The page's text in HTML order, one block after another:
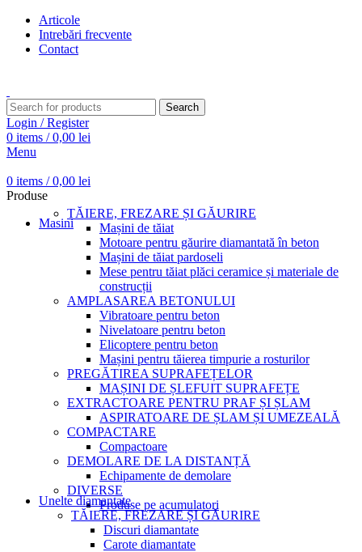
Articole
Intrebări frecvente
Contact
Search
Login / Register
0 items / 0,00 lei
Menu
0 items / 0,00 lei
Produse
Masini
TĂIERE, FREZARE ȘI GĂURIRE
Mașini de tăiat
Motoare pentru găurire diamantată în beton
Mașini de tăiat pardoseli
Mese pentru tăiat plăci ceramice și materiale de
construcții
AMPLASAREA BETONULUI
Vibratoare pentru beton
Nivelatoare pentru beton
Elicoptere pentru beton
Mașini pentru tăierea timpurie a rosturilor
PREGĂTIREA SUPRAFEȚELOR
MAȘINI DE ȘLEFUIT SUPRAFEȚE
EXTRACTOARE PENTRU PRAF ȘI ȘLAM
ASPIRATOARE DE ȘLAM ȘI UMEZEALĂ
COMPACTARE
Compactoare
DEMOLARE DE LA DISTANȚĂ
Echipamente de demolare
DIVERSE
Produse pe acumulatori
Unelte diamantate
TĂIERE, FREZARE ȘI GĂURIRE
Discuri diamantate
Carote diamantate